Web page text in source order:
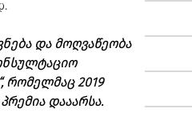
და მოღვაწეობა
რომელმაც 2019
დააარსა.